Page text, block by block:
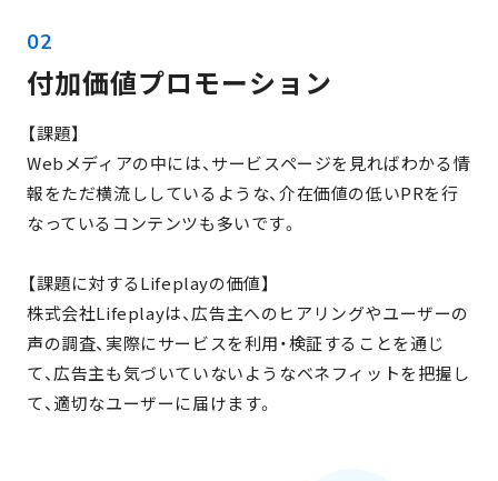
付加価値プロモーション
【課題】
Webメディアの中には、サービスページを見ればわかる情
報をただ横流ししているような、介在価値の低いPRを行
なっているコンテンツも多いです。
【課題に対するLifeplayの価値】
株式会社Lifeplayは、広告主へのヒアリングやユーザーの
声の調査、実際にサービスを利用・検証することを通じ
て、広告主も気づいていないようなベネフィットを把握し
て、適切なユーザーに届けます。